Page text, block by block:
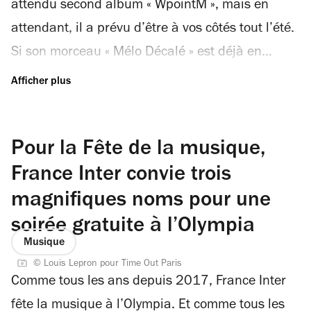
parfaits pour prendre des forces avant le live
A/V électronique de Fabrice Élie-Hubert, pensé à
partir de voix de poissons (oui oui) et d’images
sous-marines ou la carte blanche filée à...
attendu second album « WpointM », mais en
attendant, il a prévu d’être à vos côtés tout l’été.
Si son morceau « Mélo Décalé » est déjà en
bonne place dans notre playlist, Tiakola
28 juin pour la première date de sa soirée « No
M no party ». MC Tiakola Une sauterie pendant
laquelle il officiera en tant que MC flanqué de
trois DJs, et qui devrait prendre la forme d’une
fédératrice célébration de la melo, ce genre
hybridant, grosso modo, le rap aux sonorités du
monde entier (afrobeats, coupé-décalé, rumba
Pour la Fête de la musique,
France Inter convie trois
magnifiques noms pour une
soirée gratuite à l’Olympia
Musique
© Louis Lepron pour Time Out Paris
Comme tous les ans depuis 2017, France Inter
fête la musique à l’Olympia. Et comme tous les